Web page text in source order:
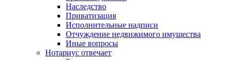
Наследство
Приватизация
Исполнительные надписи
Отчуждение недвижимого имущества
Иные вопросы
Нотариус отвечает